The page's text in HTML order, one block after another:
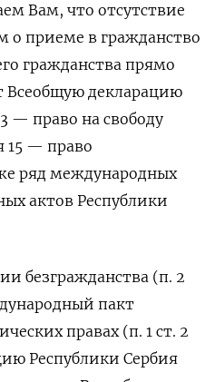
Вам, что отсутствие
о приеме в гражданство
гражданства прямо
Всеобщую декларацию
— право на свободу
15 — право
ряд международных
актов Республики
безгражданства (п. 2
пакт
правах (п. 1 ст. 2
Республики Сербия